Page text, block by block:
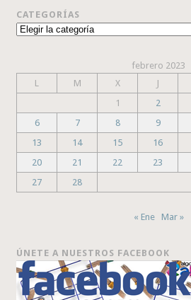
CATEGORÍAS
Categorías
febrero 2023
L
M X J
1
2
6
7 8 9
13
14 15 16
20
21 22 23
27
28
« Ene Mar »
ÚNETE A NUESTROS FACEBOOK